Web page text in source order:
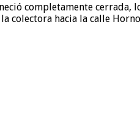
completamente
colectora hacia la calle